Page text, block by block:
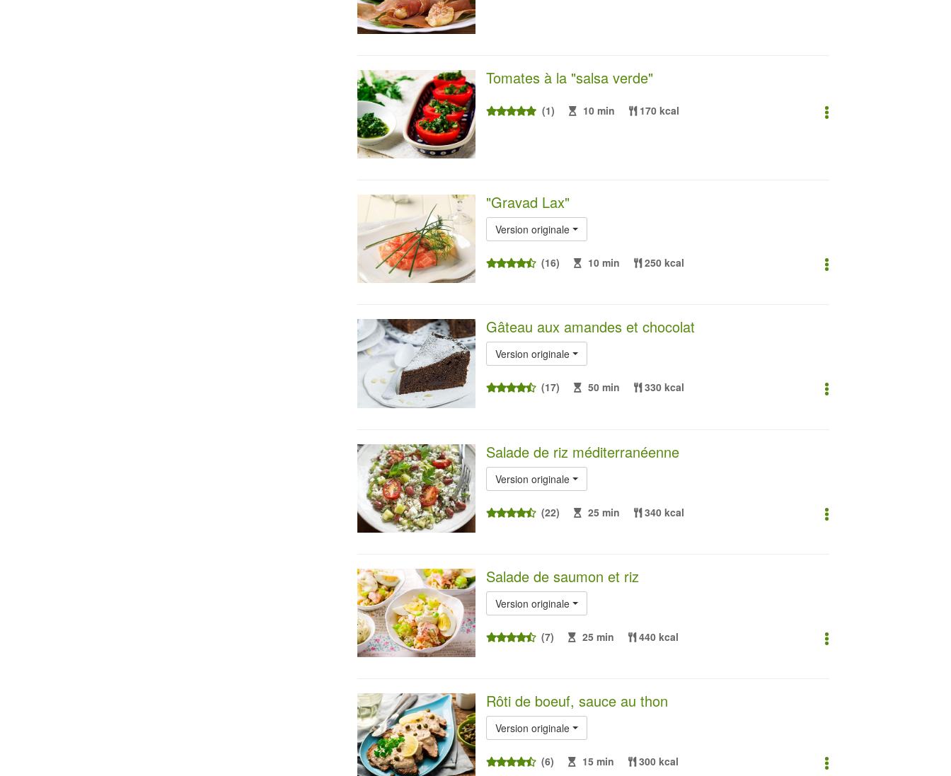
Tomates à la "salsa verde"
(1) 10 min 170 kcal
"Gravad Lax"
Version originale
(16) 10 min 250 kcal
Gâteau aux amandes et chocolat
Version originale
(17) 50 min 330 kcal
Salade de riz méditerranéenne
Version originale
(22) 25 min 340 kcal
Salade de saumon et riz
Version originale
(7) 25 min 440 kcal
Rôti de boeuf, sauce au thon
Version originale
(6) 15 min 300 kcal